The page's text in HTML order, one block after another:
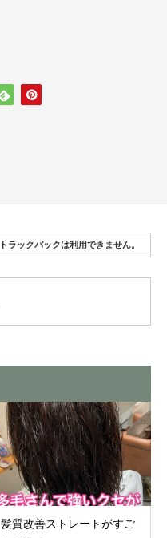
トラックバックは利用できません。
髪質改善ストレートがすご